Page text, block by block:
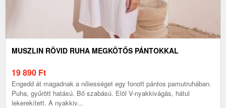
MUSZLIN RÖVID RUHA MEGKÖTŐS PÁNTOKKAL
19 890 Ft
Engedd át magadnak a nőiességet egy fonott pántos pamutruhában.
Puha, gyűrött hatású. Bő szabású. Elöl V-nyakkivágás, hátul
lekerekített. A nyakkiv...